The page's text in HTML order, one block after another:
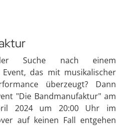
Suche nach einem
Event, das mit musikalischer
überzeugt? Dann
"Die Bandmanufaktur" am
2024 um 20:00 Uhr im
auf keinen Fall entgehen